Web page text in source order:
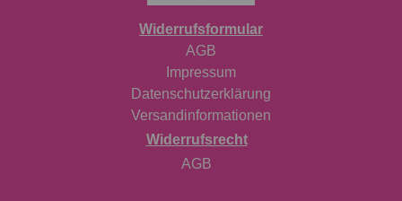
Widerrufsformular
AGB
Impressum
Datenschutzerklärung
Versandinformationen
Widerrufsrecht
AGB